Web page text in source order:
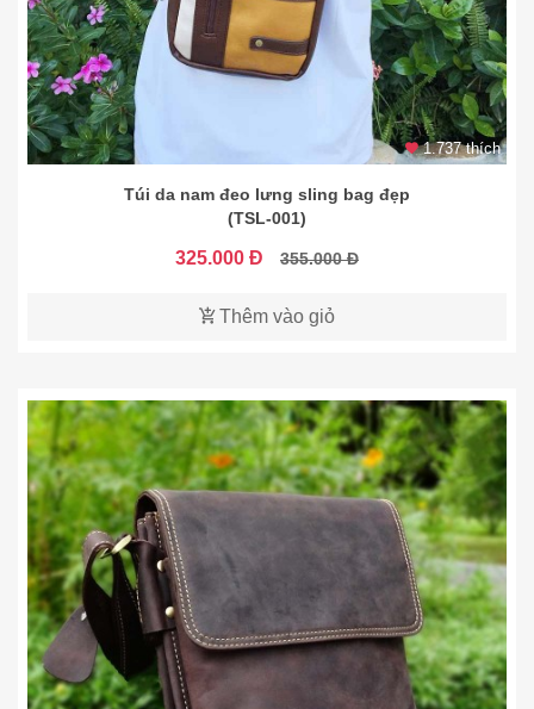
1.737 thích
Túi da nam đeo lưng sling bag đẹp
(TSL-001)
325.000 Đ 355.000 Đ
Thêm vào giỏ